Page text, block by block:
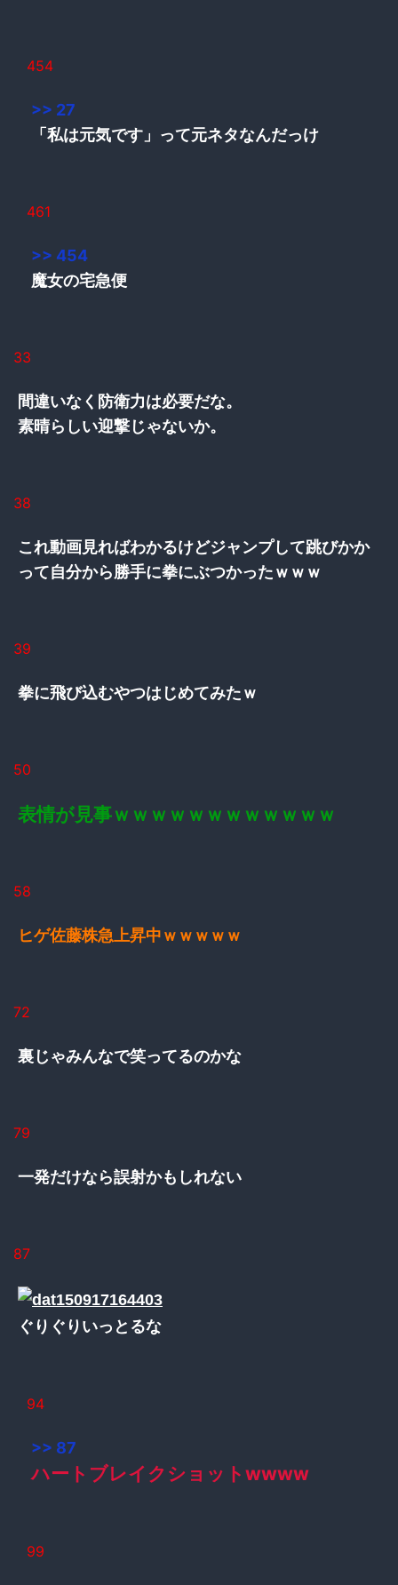
454
>> 27
「私は元気です」って元ネタなんだっけ
461
>> 454
魔女の宅急便
33
間違いなく防衛力は必要だな。
素晴らしい迎撃じゃないか。
38
これ動画見ればわかるけどジャンプして跳びかか
って自分から勝手に拳にぶつかったｗｗｗ
39
拳に飛び込むやつはじめてみたｗ
50
表情が見事ｗｗｗｗｗｗｗｗｗｗｗｗ
58
ヒゲ佐藤株急上昇中ｗｗｗｗｗ
72
裏じゃみんなで笑ってるのかな
79
一発だけなら誤射かもしれない
87
ぐりぐりいっとるな
94
>> 87
ハートブレイクショットwwww
99